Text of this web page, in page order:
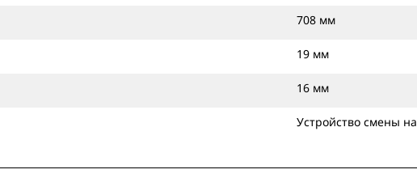
708 мм
19 мм
16 мм
Устройство смены